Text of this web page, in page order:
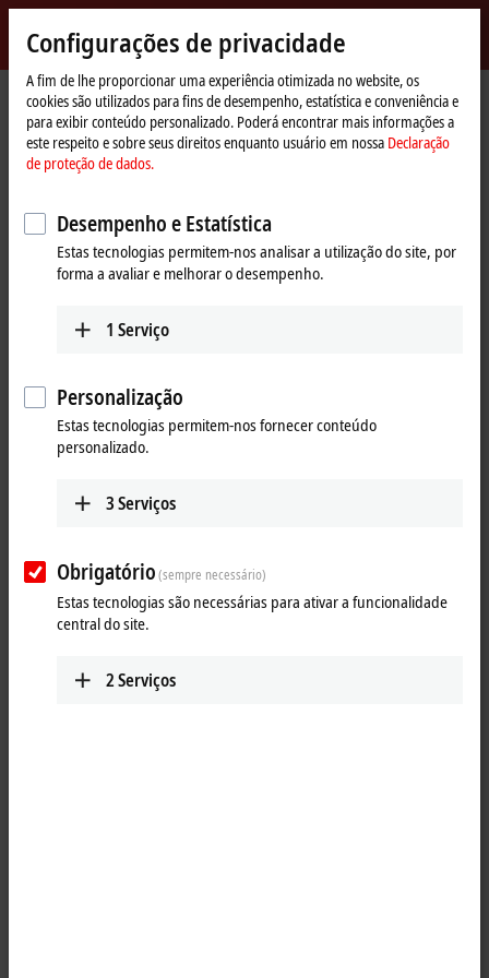
Beckhoff
-
New
Automation
Technology
myBeckhoff
Página
Inicial
Produtos I/O I/O-specific accessories
Pre-assembled cables
ZK1093-3291-0xxx
ZK1093-3291-0xxx | EtherCAT
cable, PUR, AWG26, drag-chain
suitable
Configurações de privacidade
A fim de lhe proporcionar uma experiência otimizada no website, os
cookies são utilizados para fins de desempenho, estatística e conveniência e
para exibir conteúdo personalizado. Poderá encontrar mais informações a
este respeito e sobre seus direitos enquanto usuário em nossa Declaração
de proteção de dados.
Desempenho e Estatística
Estas tecnologias permitem-nos analisar a utilização do site, por
forma a avaliar e melhorar o desempenho.
1 Serviço
Personalização
Estas tecnologias permitem-nos fornecer conteúdo
personalizado.
3Serviços
Obrigatório(sempre necessário)
Estas tecnologias são necessárias para ativar a funcionalidade
central do site.
2Serviços